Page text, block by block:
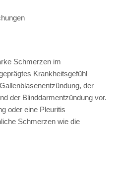
Schmerzen im
Krankheitsgefühl
der
der Blinddarmentzündung vor.
oder eine Pleuritis
Schmerzen wie die